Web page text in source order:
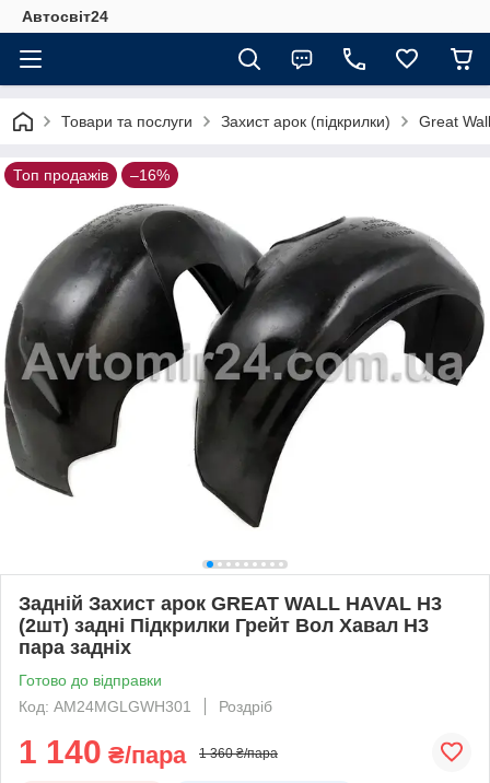
Автосвіт24
Товари та послуги Захист арок (підкрилки) Great Wall
Топ продажів –16%
Задній Захист арок GREAT WALL HAVAL H3
(2шт) задні Підкрилки Грейт Вол Хавал Н3
пара задніх
Готово до відправки
Код: AM24MGLGWH301
Роздріб
1 140 ₴/пара 1 360 ₴/пара